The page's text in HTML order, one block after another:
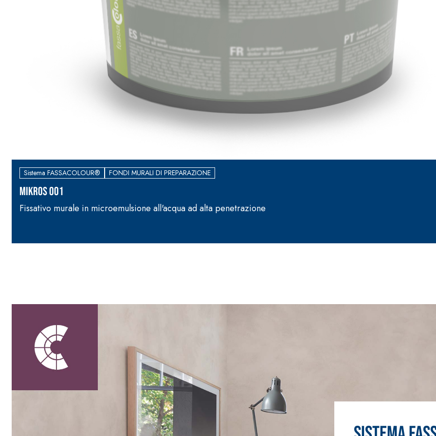
Sistema FASSACOLOUR® FONDI MURALI DI PREPARAZIONE
MIKROS 001
Fissativo murale in microemulsione all'acqua ad alta penetrazione
e speciali inerti alleggeriti